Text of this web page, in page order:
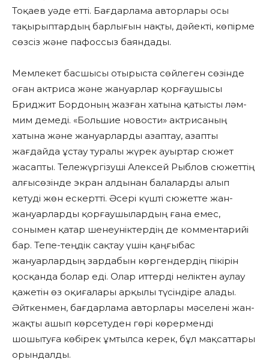
Тоқаев уәде етті. Бағдарлама авторлары осы
тақырыптардың барлығын нақты, дәйекті, көпірме
сөзсіз және пафоссыз баяндады.
Мемлекет басшысы отырыста сөйлеген сөзінде
оған актриса және жануарлар қорғаушысы
Бриджит Бордоның жазған хатына қатысты ләм-
мим демеді. «Большие новости» актрисаның
хатына және жануарларды азаптау, азапты
жағдайда ұстау туралы жүрек ауыртар сюжет
жасапты. Тележүргізуші Алексей Рыблов сюжеттің
алғысөзінде экран алдынан балаларды алып
кетуді жөн ескертті. Әсері күшті сюжетте жан-
жануарларды қорғаушылардың ғана емес,
сонымен қатар шенеуніктердің де комментарийі
бар. Тепе-теңдік сақтау үшін қаңғыбас
жануарлардың зардабын көргендердің пікірін
қосқанда болар еді. Олар иттерді неліктен аулау
қажетін өз оқиғалары арқылы түсіндіре алады.
Әйткенмен, бағдарлама авторлары мәселені жан-
жақты ашып көрсетуден гөрі көрерменді
шошытуға көбірек ұмтылса керек, бұл мақсаттары
орындалды.